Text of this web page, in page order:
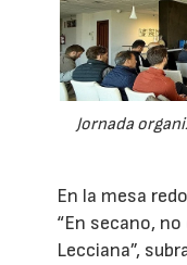
Jornada
En la mesa
“En secano,
Lecciana”,